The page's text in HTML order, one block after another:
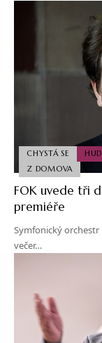
CHYSTÁ SE
Z DOMOVA
FOK uvede tři
premiéře
Symfonický orchestr
večer…